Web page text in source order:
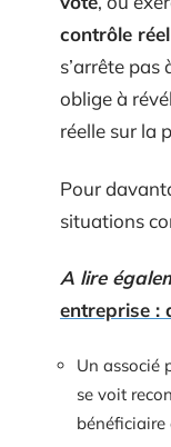
contrôle réel
s’arrête pas
oblige à
réelle sur la
Pour
situations
A lire
entreprise :
Un associé
se voit
bénéficiaire